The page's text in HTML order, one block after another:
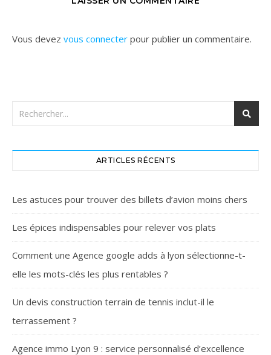
Vous devez vous connecter pour publier un commentaire.
ARTICLES RÉCENTS
Les astuces pour trouver des billets d’avion moins chers
Les épices indispensables pour relever vos plats
Comment une Agence google adds à lyon sélectionne-t-
elle les mots-clés les plus rentables ?
Un devis construction terrain de tennis inclut-il le
terrassement ?
Agence immo Lyon 9 : service personnalisé d’excellence